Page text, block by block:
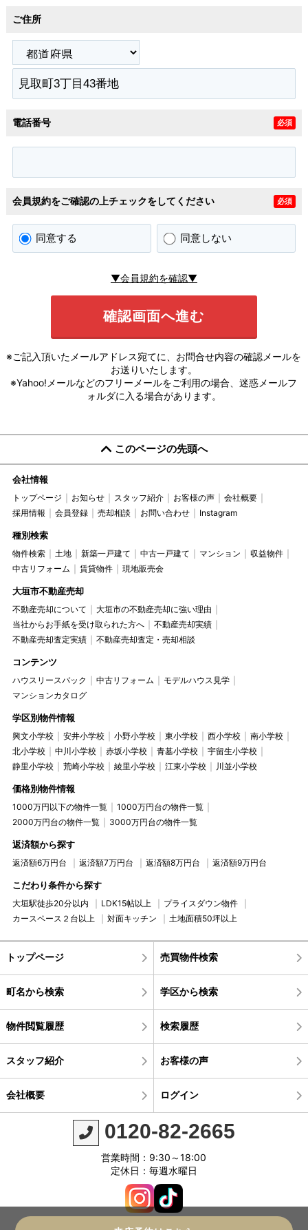
ご住所
電話番号 必須
会員規約をご確認の上チェックをしてください 必須
同意する 同意しない
▼会員規約を確認▼
※ご記入頂いたメールアドレス宛てに、お問合せ内容の確認メールを
お送りいたします。
※Yahoo!メールなどのフリーメールをご利用の場合、迷惑メールフ
ォルダに入る場合があります。
このページの先頭へ
会社情報
トップページ お知らせ スタッフ紹介 お客様の声
会社概要
採用情報
会員登録 売却相談 お問い合わせ Instagram
種別検索
物件検索 土地 新築一戸建て 中古一戸建て マンション
収益物件
中古リフォーム
賃貸物件 現地販売会
大垣市不動産売却
不動産売却について
大垣市の不動産売却に強い理由
当社からお手紙を受け取られた方へ
不動産売却実績
不動産売却査定実績
不動産売却査定・売却相談
コンテンツ
ハウスリースバック 中古リフォーム
モデルハウス見学
マンションカタログ
学区別物件情報
興文小学校 安井小学校 小野小学校 東小学校 西小学校
南小学校
北小学校
中川小学校 赤坂小学校 青墓小学校
宇留生小学校
静里小学校
荒崎小学校 綾里小学校 江東小学校 川並小学校
価格別物件情報
1000万円以下の物件一覧
1000万円台の物件一覧
2000万円台の物件一覧
3000万円台の物件一覧
返済額から探す
返済額6万円台 返済額7万円台 返済額8万円台 返済額9万円台
こだわり条件から探す
大垣駅徒歩20分以内 LDK15帖以上
プライスダウン物件
カースペース２台以上
対面キッチン 土地面積50坪以上
トップページ 売買物件検索
町名から検索 学区から検索
物件閲覧履歴 検索履歴
スタッフ紹介 お客様の声
会社概要 ログイン
0120-82-2665
営業時間：9:30～18:00
定休日：毎週水曜日